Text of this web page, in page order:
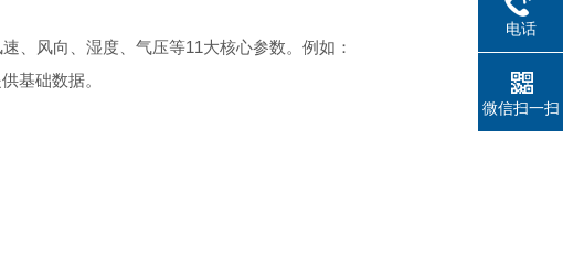
、风向、湿度、气压等11大核心参数。例如：
基础数据。
电话
微信扫一扫